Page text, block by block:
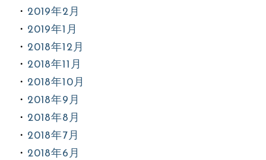
2019年2月
2019年1月
2018年12月
2018年11月
2018年10月
2018年9月
2018年8月
2018年7月
2018年6月